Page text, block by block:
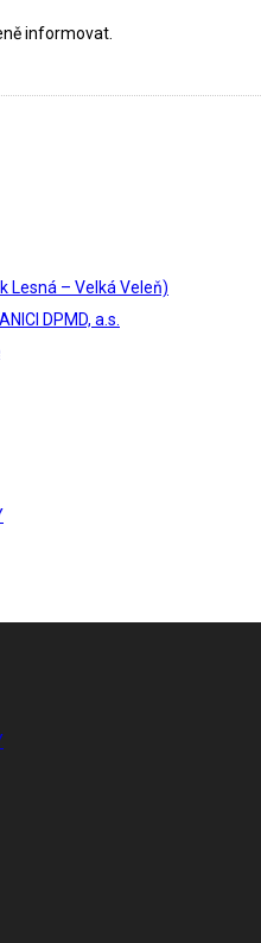
informovat.
Lesná – Velká Veleň)
DPMD, a.s.